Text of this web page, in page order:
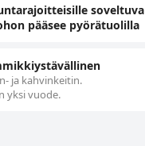
soveltuva
pääsee pyörätuolilla
ja kahvinkeitin.
yksi vuode.